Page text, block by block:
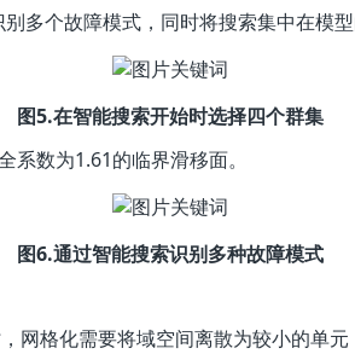
个故障模式，同时将搜索集中在模
图5.在智能搜索开始时选择四个群集
系数为1.61的临界滑移面。
图6.通过智能搜索识别多种故障模式
格化需要将域空间离散为较小的单